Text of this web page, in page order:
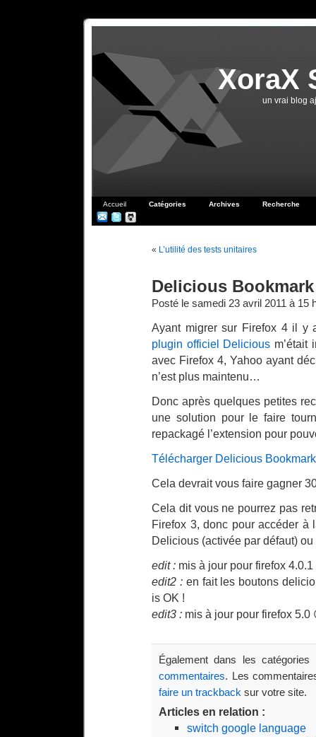
XoraX
un vrai blog
Accueil Catégories Archives Recherche
« L’utilité des tests unitaires
Delicious
Posté le samedi 23 avril 2011 à 15
Ayant migrer sur Firefox 4 il y
plugin officiel Delicious m’était
avec Firefox 4, Yahoo ayant
n’est plus maintenu…
Donc après quelques petites
une solution pour le faire
repackagé l’extension pour
Télécharger Delicious
Cela devrait vous faire gagner
Cela dit vous ne pourrez pas
Firefox 3, donc pour accéder à
Delicious (activée par défaut)
edit : mis à jour pour firefox 4.0.1
edit2 :en fait les boutons
is OK !
edit3 : mis à jour pour firefox 5.0
Également dans les catégories
commentaires. Les
faire un trackback sur votre site.
Articles en relation :
switch google language